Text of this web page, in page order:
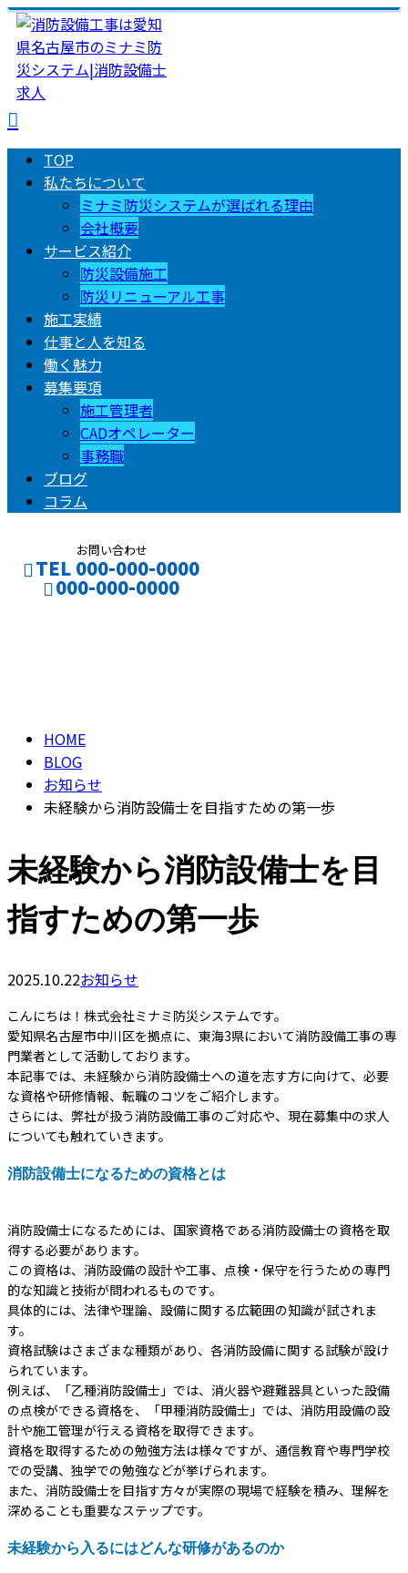
TOP
私たちについて
ミナミ防災システムが選ばれる理由
会社概要
サービス紹介
防災設備施工
防災リニューアル工事
施工実績
仕事と人を知る
働く魅力
募集要項
施工管理者
CADオペレーター
事務職
ブログ
コラム
お問い合わせ
TEL 000-000-0000
000-000-0000
HOME
BLOG
お知らせ
未経験から消防設備士を目指すための第一歩
未経験から消防設備士を目
指すための第一歩
2025.10.22お知らせ
こんにちは！株式会社ミナミ防災システムです。
愛知県名古屋市中川区を拠点に、東海3県において消防設備工事の専
門業者として活動しております。
本記事では、未経験から消防設備士への道を志す方に向けて、必要
な資格や研修情報、転職のコツをご紹介します。
さらには、弊社が扱う消防設備工事のご対応や、現在募集中の求人
についても触れていきます。
消防設備士になるための資格とは
消防設備士になるためには、国家資格である消防設備士の資格を取
得する必要があります。
この資格は、消防設備の設計や工事、点検・保守を行うための専門
的な知識と技術が問われるものです。
具体的には、法律や理論、設備に関する広範囲の知識が試されま
す。
資格試験はさまざまな種類があり、各消防設備に関する試験が設け
られています。
例えば、「乙種消防設備士」では、消火器や避難器具といった設備
の点検ができる資格を、「甲種消防設備士」では、消防用設備の設
計や施工管理が行える資格を取得できます。
資格を取得するための勉強方法は様々ですが、通信教育や専門学校
での受講、独学での勉強などが挙げられます。
また、消防設備士を目指す方々が実際の現場で経験を積み、理解を
深めることも重要なステップです。
未経験から入るにはどんな研修があるのか